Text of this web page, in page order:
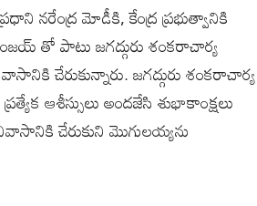
నరేంద్ర మోడీకి, కేంద్ర ప్రభుత్వానికి
తో పాటు జగద్గురు శంకరాచార్య
చేరుకున్నారు. జగద్గురు శంకరాచార్య
ఆశీస్సులు అందజేసి శుభాకాంక్షలు
చేరుకుని మొగులయ్యను